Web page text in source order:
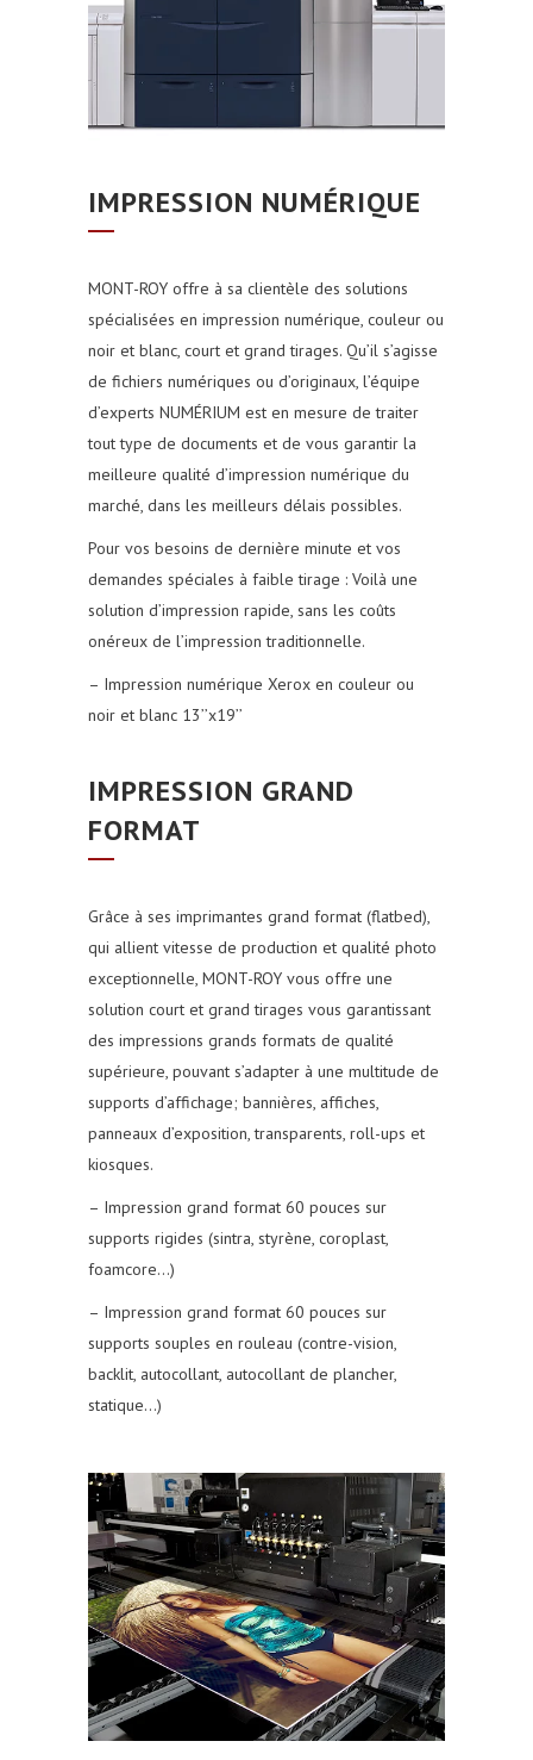
IMPRESSION NUMÉRIQUE
MONT-ROY offre à sa clientèle des solutions
spécialisées en impression numérique, couleur ou
noir et blanc, court et grand tirages. Qu’il s’agisse
de fichiers numériques ou d’originaux, l’équipe
d’experts NUMÉRIUM est en mesure de traiter
tout type de documents et de vous garantir la
meilleure qualité d’impression numérique du
marché, dans les meilleurs délais possibles.
Pour vos besoins de dernière minute et vos
demandes spéciales à faible tirage : Voilà une
solution d’impression rapide, sans les coûts
onéreux de l’impression traditionnelle.
– Impression numérique Xerox en couleur ou
noir et blanc 13’’x19’’
IMPRESSION GRAND
FORMAT
Grâce à ses imprimantes grand format (flatbed),
qui allient vitesse de production et qualité photo
exceptionnelle, MONT-ROY vous offre une
solution court et grand tirages vous garantissant
des impressions grands formats de qualité
supérieure, pouvant s’adapter à une multitude de
supports d’affichage; bannières, affiches,
panneaux d’exposition, transparents, roll-ups et
kiosques.
– Impression grand format 60 pouces sur
supports rigides (sintra, styrène, coroplast,
foamcore…)
– Impression grand format 60 pouces sur
supports souples en rouleau (contre-vision,
backlit, autocollant, autocollant de plancher,
statique…)